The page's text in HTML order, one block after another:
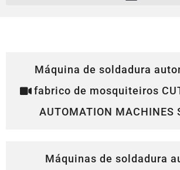
Máquina de soldadura
fabrico de mosquiteiros
AUTOMATION MACHINES
Máquinas de soldadura